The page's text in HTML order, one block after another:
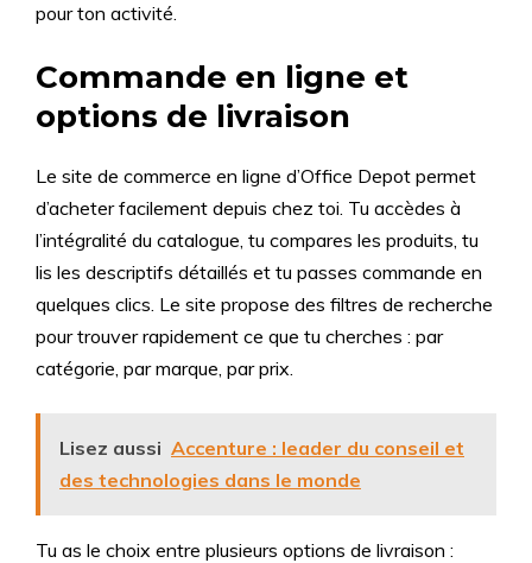
pour ton activité.
Commande en ligne et
options de livraison
Le site de commerce en ligne d’Office Depot permet
d’acheter facilement depuis chez toi. Tu accèdes à
l’intégralité du catalogue, tu compares les produits, tu
lis les descriptifs détaillés et tu passes commande en
quelques clics. Le site propose des filtres de recherche
pour trouver rapidement ce que tu cherches : par
catégorie, par marque, par prix.
Lisez aussi Accenture : leader du conseil et
des technologies dans le monde
Tu as le choix entre plusieurs options de livraison :